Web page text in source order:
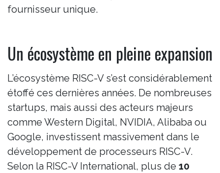
fournisseur unique.
Un écosystème en pleine expansion
L’écosystème RISC-V s’est considérablement
étoffé ces dernières années. De nombreuses
startups, mais aussi des acteurs majeurs
comme Western Digital, NVIDIA, Alibaba ou
Google, investissent massivement dans le
développement de processeurs RISC-V.
Selon la RISC-V International, plus de 10